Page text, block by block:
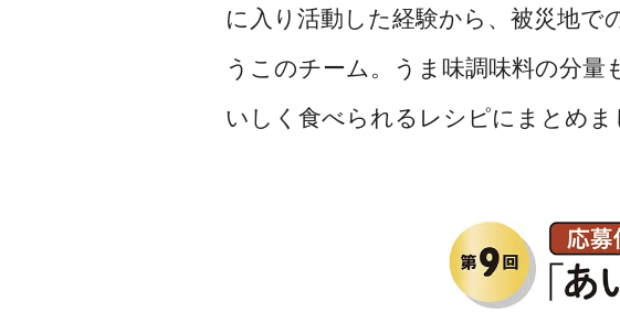
に入り活動した経験から、被災地で
うこのチーム。うま味調味料の分
いしく食べられるレシピにまとめま